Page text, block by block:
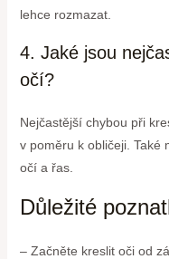
lehce rozmazat.
4. Jaké jsou
očí?
Nejčastější chybou při
v poměru k obličeji. Také
očí a řas.
Důležité
– Začněte kreslit oči od